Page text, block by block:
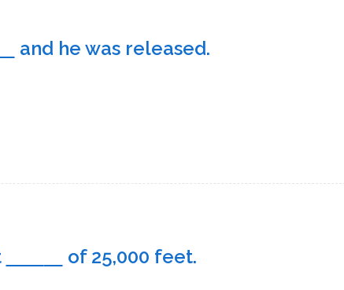
and he was released.
of 25,000 feet.